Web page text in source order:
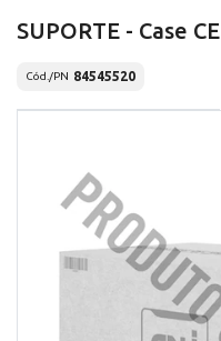
SUPORTE - Case CE
Cód./PN 84545520